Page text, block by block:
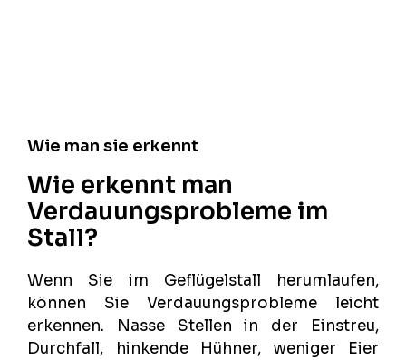
Wie man sie erkennt
Wie erkennt man
Verdauungsprobleme im
Stall?
Wenn Sie im Geflügelstall herumlaufen,
können Sie Verdauungsprobleme leicht
erkennen. Nasse Stellen in der Einstreu,
Durchfall, hinkende Hühner, weniger Eier